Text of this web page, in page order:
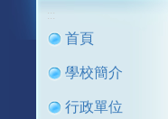
:::
首頁
學校簡介
行政單位